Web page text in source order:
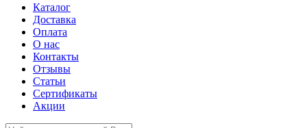
Каталог
Доставка
Оплата
О нас
Контакты
Отзывы
Статьи
Сертификаты
Акции